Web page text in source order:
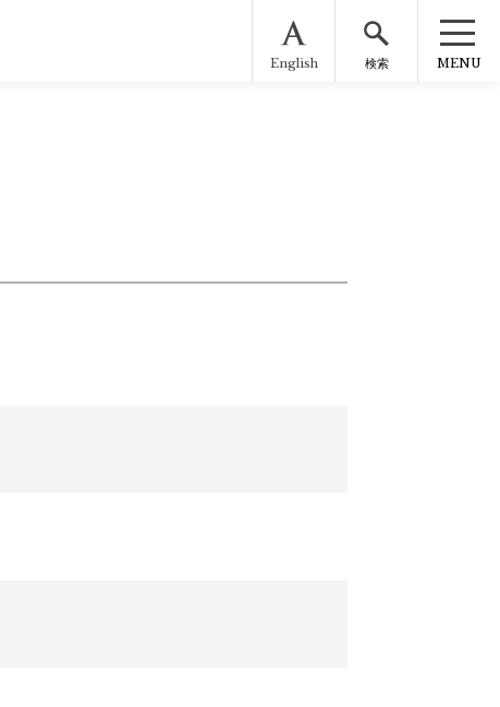
English 検索 MENU